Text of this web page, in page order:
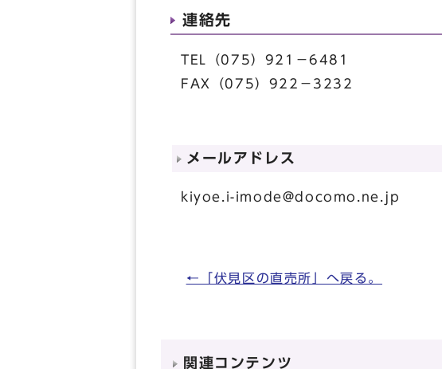
連絡先
TEL（075）921－6481
FAX（075）922－3232
メールアドレス
kiyoe.i-imode@docomo.ne.jp
←「伏見区の直売所」へ戻る。
関連コンテンツ